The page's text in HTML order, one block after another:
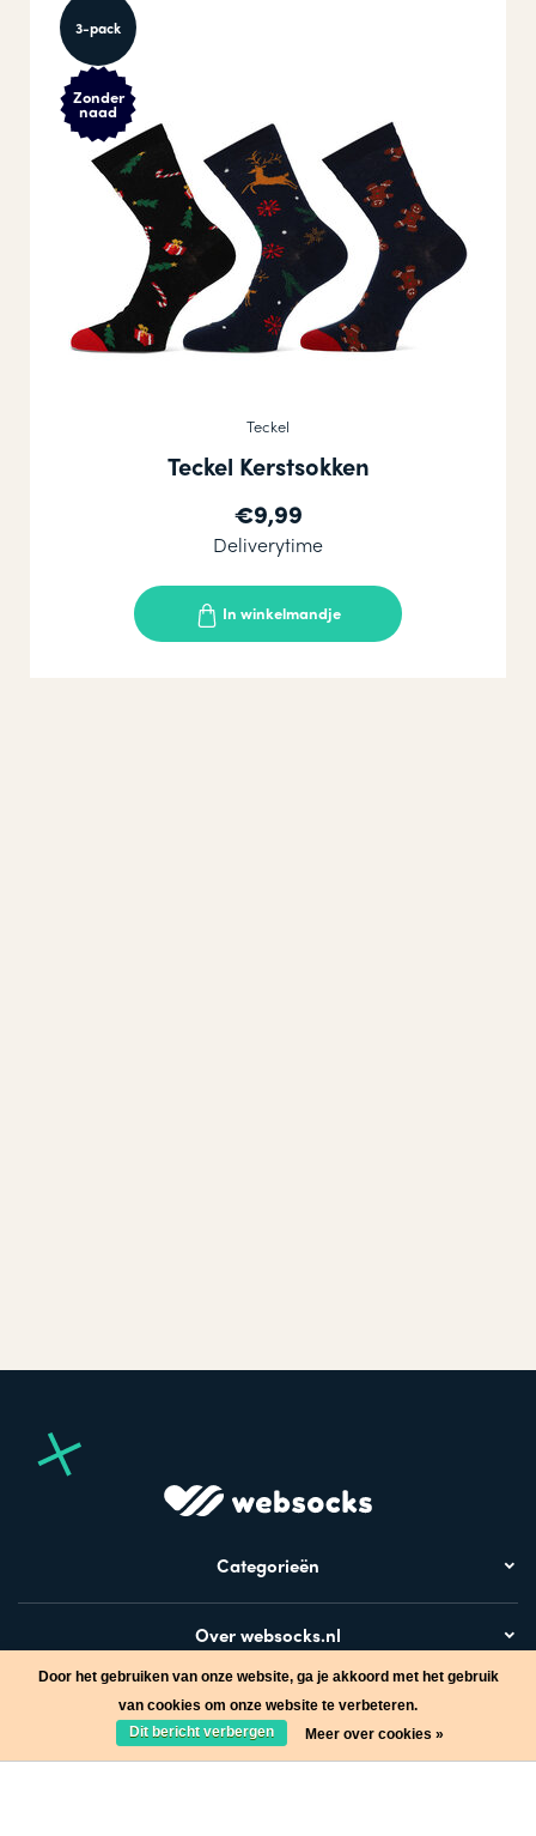
3-pack
Zonder
naad
Teckel
Teckel Kerstsokken
€9,99
Deliverytime
In winkelmandje
Categorieën
Over websocks.nl
Bezoek ook
Door het gebruiken van onze website, ga je akkoord met het gebruik
van cookies om onze website te verbeteren.
Dit bericht verbergen
Meer over cookies »